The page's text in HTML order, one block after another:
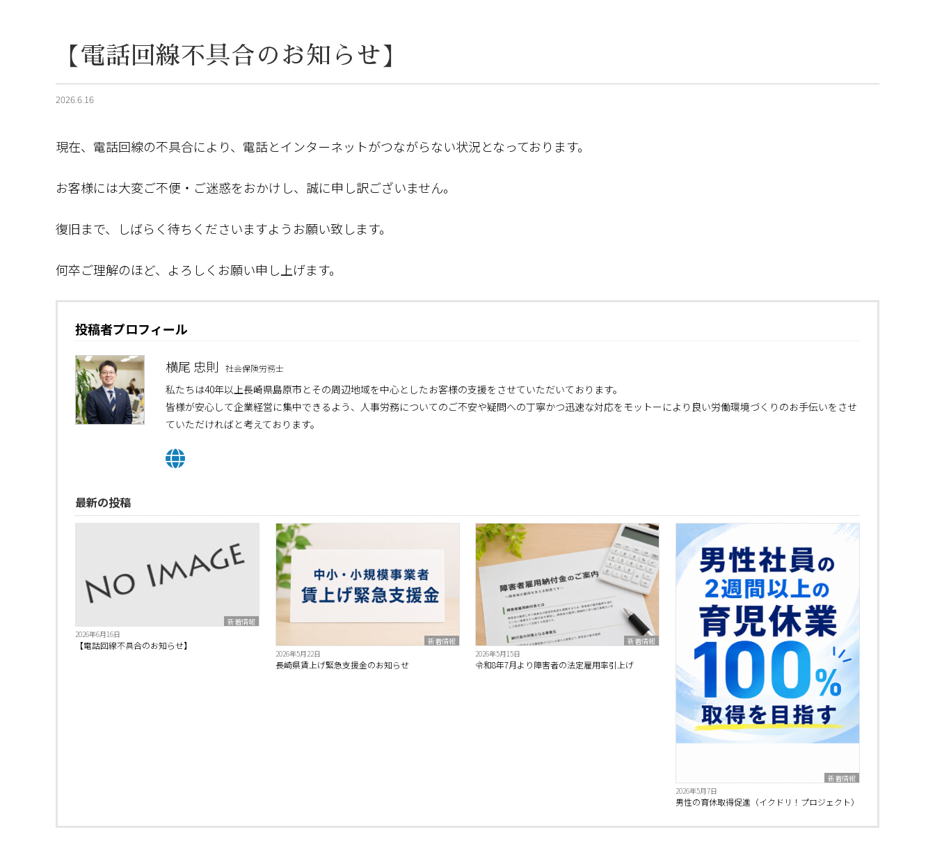
【電話回線不具合のお知らせ】
2026.6.16
現在、電話回線の不具合により、電話とインターネットがつながらない状況となっております。
お客様には大変ご不便・ご迷惑をおかけし、誠に申し訳ございません。
復旧まで、しばらく待ちくださいますようお願い致します。
何卒ご理解のほど、よろしくお願い申し上げます。
投稿者プロフィール
横尾 忠則 社会保険労務士
私たちは40年以上長崎県島原市とその周辺地域を中心としたお客様の支援をさせていただいております。
皆様が安心して企業経営に集中できるよう、人事労務についてのご不安や疑問への丁寧かつ迅速な対応をモットーにより良い労働環境づくりのお手伝いをさせ
ていただければと考えております。
最新の投稿
新着情報
2026年6月16日
【電話回線不具合のお知らせ】
新着情報
2026年5月22日
長崎県賃上げ緊急支援金のお知らせ
新着情報
2026年5月15日
令和8年7月より障害者の法定雇用率引上げ
新着情報
2026年5月7日
男性の育休取得促進（イクドリ！プロジェクト）